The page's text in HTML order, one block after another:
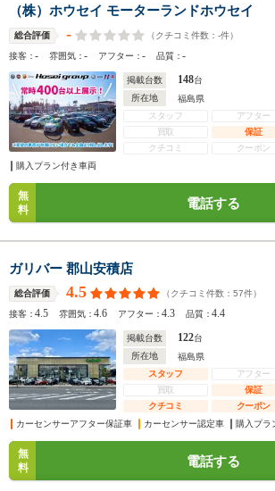
（株）ホウセイ モーターランドホウセイ
総合評価 - （クチコミ件数： -件）
接客：- 雰囲気：- アフター：- 品質：-
掲載台数 148台
所在地
福島県
スタッフ
アフター
買取
保証
クチコミ
クーポン
購入プラン付き車両
無
料
電話する
ガリバー 郡山安積店
総合評価 4.5 （クチコミ件数： 57件）
接客：4.5 雰囲気：4.6 アフター：4.3 品質：4.4
掲載台数 122台
所在地
福島県
スタッフ
アフター
買取
保証
クチコミ
クーポン
カーセンサーアフター保証車
カーセンサー認定車 購入プラ
無
料
電話する